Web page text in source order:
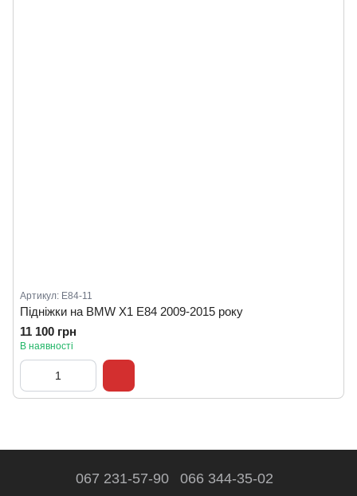
Артикул: E84-11
Підніжки на BMW X1 E84 2009-2015 року
11 100 грн
В наявності
067 231-57-90 066 344-35-02